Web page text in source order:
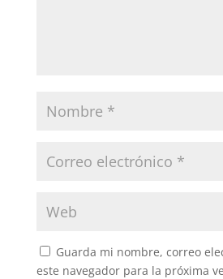
Guarda mi nombre, correo
este navegador para la próxima